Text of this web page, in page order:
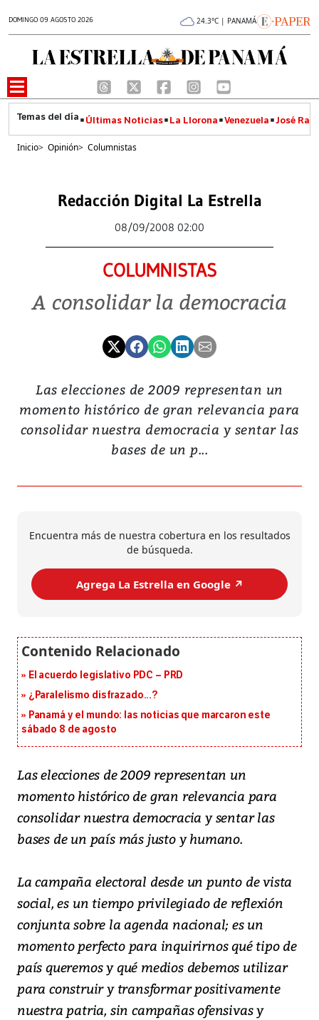
DOMINGO 09 AGOSTO 2026 24.3°C | PANAMÁ
Últimas Noticias La Llorona Venezuela José
Inicio> Opinión> Columnistas
Redacción Digital La Estrella
08/09/2008 02:00
COLUMNISTAS
A consolidar la democracia
Las elecciones de 2009 representan un
momento histórico de gran relevancia para
consolidar nuestra democracia y sentar las
bases de un p...
Encuentra más de nuestra cobertura en los resultados
de búsqueda.
Agrega La Estrella en Google ↗️
El acuerdo legislativo PDC – PRD
¿Paralelismo disfrazado...?
Panamá y el mundo: las noticias que marcaron este
sábado 8 de agosto
Las elecciones de 2009 representan un
momento histórico de gran relevancia para
consolidar nuestra democracia y sentar las
bases de un país más justo y humano.
La campaña electoral desde un punto de vista
social, es un tiempo privilegiado de reflexión
conjunta sobre la agenda nacional; es un
momento perfecto para inquirirnos qué tipo de
país queremos y qué medios debemos utilizar
para construir y transformar positivamente
nuestra patria, sin campañas ofensivas y